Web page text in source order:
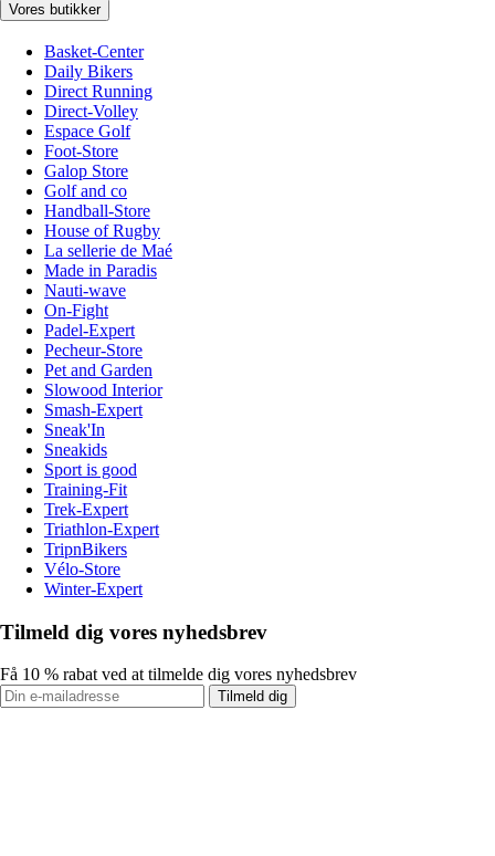
Vores butikker
Basket-Center
Daily Bikers
Direct Running
Direct-Volley
Espace Golf
Foot-Store
Galop Store
Golf and co
Handball-Store
House of Rugby
La sellerie de Maé
Made in Paradis
Nauti-wave
On-Fight
Padel-Expert
Pecheur-Store
Pet and Garden
Slowood Interior
Smash-Expert
Sneak'In
Sneakids
Sport is good
Training-Fit
Trek-Expert
Triathlon-Expert
TripnBikers
Vélo-Store
Winter-Expert
Tilmeld dig vores nyhedsbrev
Få 10 % rabat ved at tilmelde dig vores nyhedsbrev
Tilmeld dig